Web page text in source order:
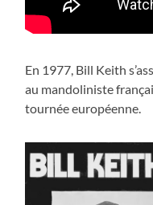
En 1977, Bill Keith
au mandoliniste
tournée européenne.